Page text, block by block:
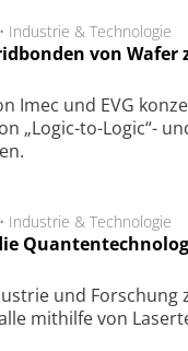
• Industrie & Technologie
von Wafer
Imec und EVG
„Logic-to-Logic“-
• Industrie & Technologie
und
mit­hil­fe von